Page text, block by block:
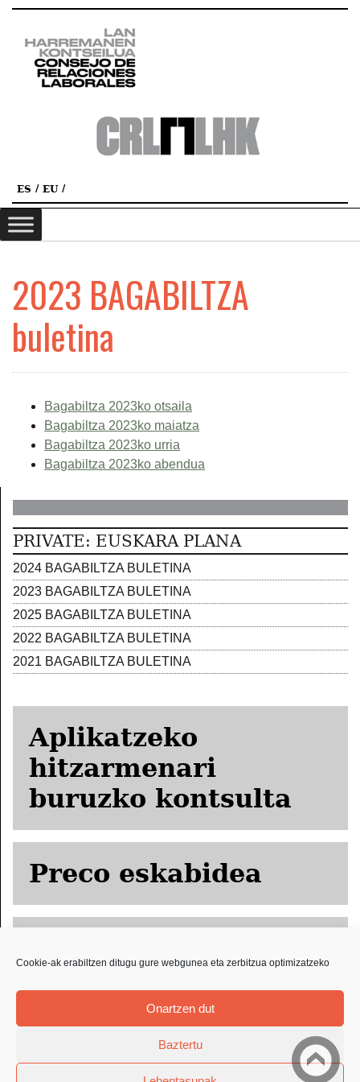
Cookie-ak erabiltzen ditugu gure webgunea eta zerbitzua optimizatzeko
Onartzen dut
Baztertu
ES EU
2023 BAGABILTZA
buletina
Bagabiltza 2023ko otsaila
Bagabiltza 2023ko maiatza
Bagabiltza 2023ko urria
Bagabiltza 2023ko abendua
PRIVATE: EUSKARA PLANA
2024 BAGABILTZA BULETINA
2023 BAGABILTZA BULETINA
2025 BAGABILTZA BULETINA
2022 BAGABILTZA BULETINA
2021 BAGABILTZA BULETINA
Aplikatzeko
hitzarmenari
buruzko kontsulta
Preco eskabidea